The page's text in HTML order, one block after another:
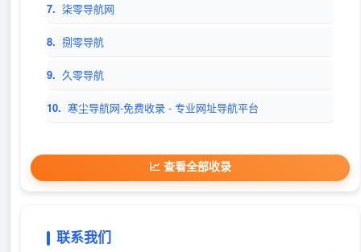
7. 柒零导航网
8. 捌零导航
9. 久零导航
10. 寒尘导航网-免费收录 - 专业网址导航平台
📈 查看全部收录
联系我们